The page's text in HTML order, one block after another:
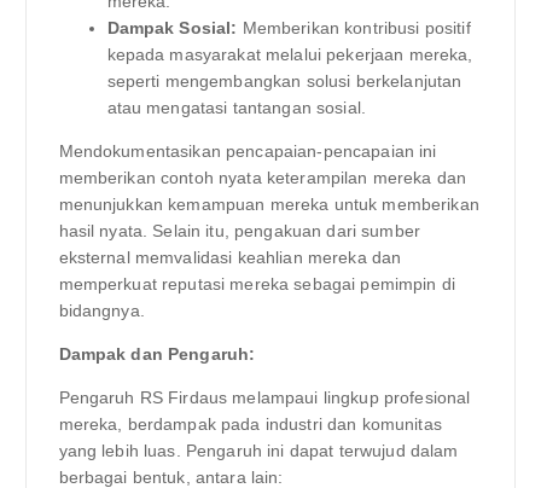
Dampak Sosial: Memberikan kontribusi positif
kepada masyarakat melalui pekerjaan mereka,
seperti mengembangkan solusi berkelanjutan
atau mengatasi tantangan sosial.
Mendokumentasikan pencapaian-pencapaian ini
memberikan contoh nyata keterampilan mereka dan
menunjukkan kemampuan mereka untuk memberikan
hasil nyata. Selain itu, pengakuan dari sumber
eksternal memvalidasi keahlian mereka dan
memperkuat reputasi mereka sebagai pemimpin di
bidangnya.
Dampak dan Pengaruh:
Pengaruh RS Firdaus melampaui lingkup profesional
mereka, berdampak pada industri dan komunitas
yang lebih luas. Pengaruh ini dapat terwujud dalam
berbagai bentuk, antara lain: